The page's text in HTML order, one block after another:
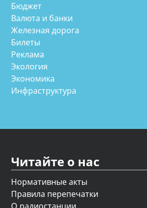
Бюджет
Валюта и банки
Железная дорога
Билеты
Реклама
Экология
Экономика
Инфраструктура
Читайте о нас
Нормативные акты
Правила перепечатки